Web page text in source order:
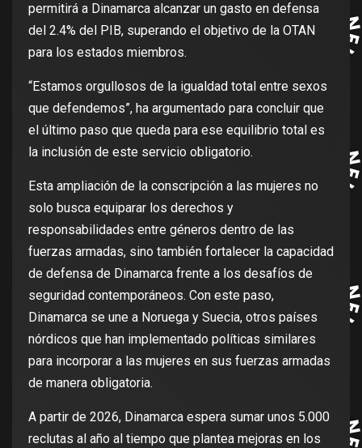
permitirá a Dinamarca alcanzar un gasto en defensa
del 2.4% del PIB, superando el objetivo de la OTAN
para los estados miembros.
“Estamos orgullosos de la igualdad total entre sexos
que defendemos”, ha argumentado para concluir que
el último paso que queda para ese equilibrio total es
la inclusión de este servicio obligatorio.
Esta ampliación de la conscripción a las mujeres no
solo busca equiparar los derechos y
responsabilidades entre géneros dentro de las
fuerzas armadas, sino también fortalecer la capacidad
de defensa de Dinamarca frente a los desafíos de
seguridad contemporáneos. Con este paso,
Dinamarca se une a Noruega y Suecia, otros países
nórdicos que han implementado políticas similares
para incorporar a las mujeres en sus fuerzas armadas
de manera obligatoria.
A partir de 2026, Dinamarca espera sumar unos 5.000
reclutas al año al tiempo que plantea mejoras en los